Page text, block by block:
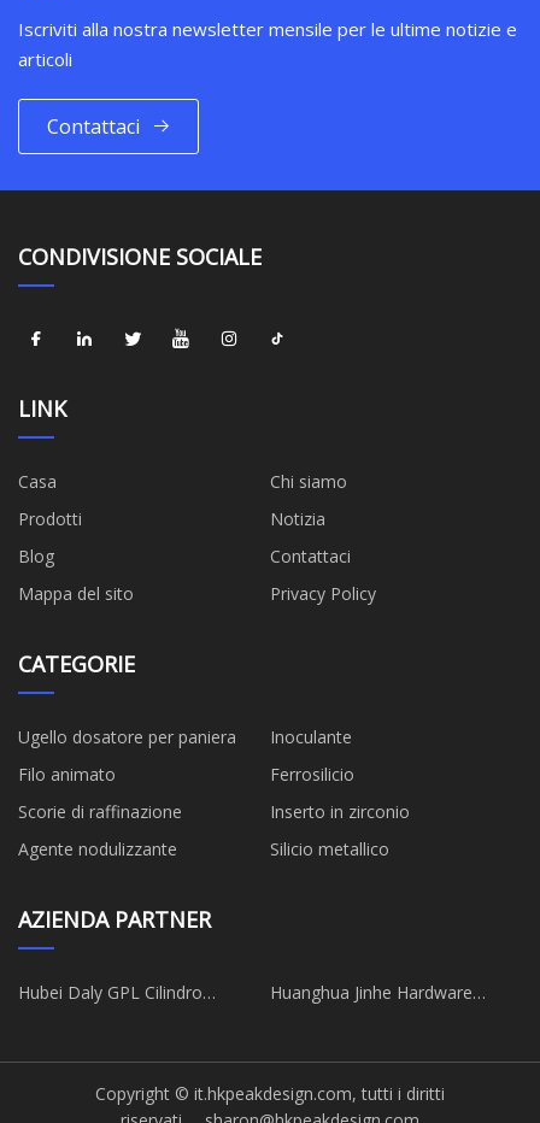
Iscriviti alla nostra newsletter mensile per le ultime notizie e
articoli
Contattaci
CONDIVISIONE SOCIALE
LINK
Casa
Chi siamo
Prodotti
Notizia
Blog
Contattaci
Mappa del sito
Privacy Policy
CATEGORIE
Ugello dosatore per paniera
Inoculante
Filo animato
Ferrosilicio
Scorie di raffinazione
Inserto in zirconio
Agente nodulizzante
Silicio metallico
AZIENDA PARTNER
Hubei Daly GPL Cilindro
Huanghua Jinhe Hardware
Copyright © it.hkpeakdesign.com, tutti i diritti